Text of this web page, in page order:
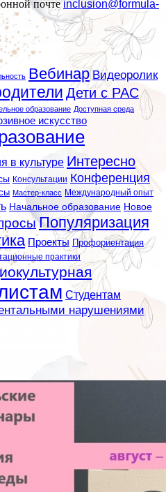
почтеinclusion@formula-
Вебинар Видеоролик
Дети с РАС
образование Доступная среда
искусство
в культуре Интересно
Консультации Конференция
Мастер-класс Международный опыт
Начальное образование Новое
Популяризация
Проекты Профориентация
практики
Студентам
нарушениями